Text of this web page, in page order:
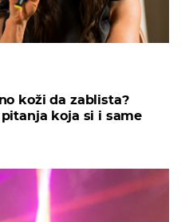
koži da zablista?
koja si i same